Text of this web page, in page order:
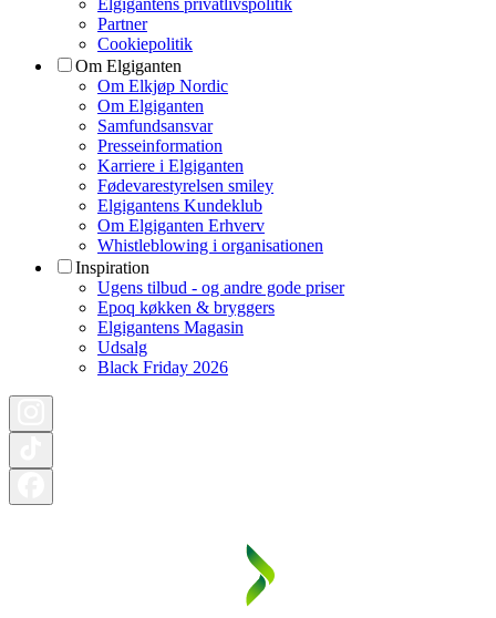
Partner
Cookiepolitik
Om Elgiganten
Om Elkjøp Nordic
Om Elgiganten
Samfundsansvar
Presseinformation
Karriere i Elgiganten
Fødevarestyrelsen smiley
Elgigantens Kundeklub
Om Elgiganten Erhverv
Whistleblowing i organisationen
Inspiration
Ugens tilbud - og andre gode priser
Epoq køkken & bryggers
Elgigantens Magasin
Udsalg
Black Friday 2026